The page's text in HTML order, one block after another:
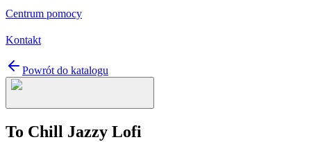
Centrum pomocy
Kontakt
Powrót do katalogu
To Chill Jazzy Lofi